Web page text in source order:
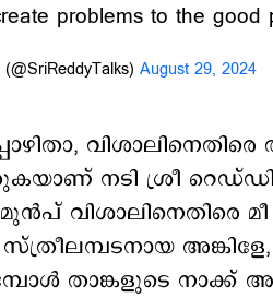
problems to the
August 29, 2024
നടി ശ്രീ
വിശാലിനെതിരെ
താങ്കളുടെ